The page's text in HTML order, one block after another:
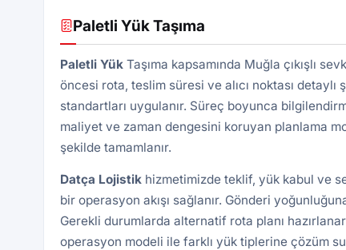
Paletli Yük Taşıma
Paletli YükTaşıma kapsamında Muğla çıkışlı
öncesi rota, teslim süresi ve alıcı noktası
standartları uygulanır. Süreç boyunca
maliyet ve zaman dengesini koruyan planlama
şekilde tamamlanır.
Datça Lojistikhizmetimizde teklif, yük kabul ve
bir operasyon akışı sağlanır. Gönderi
Gerekli durumlarda alternatif rota planı
operasyon modeli ile farklı yük tiplerine çözüm